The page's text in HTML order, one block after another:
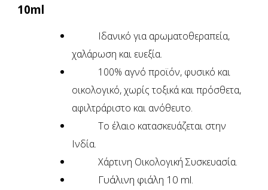
10ml
Ιδανικό για αρωματοθεραπεία,
χαλάρωση και ευεξία.
100% αγνό προϊόν, φυσικό και
οικολογικό, χωρίς τοξικά και πρόσθετα,
αφιλτράριστο και ανόθευτο.
Το έλαιο κατασκευάζεται στην
Ινδία.
Χάρτινη Οικολογική Συσκευασία.
Γυάλινη φιάλη 10 ml.